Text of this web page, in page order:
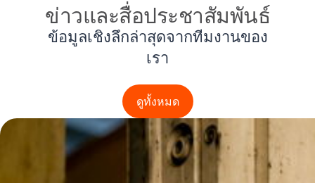
ข่าวและสื่อประชาสัมพันธ์
ข้อมูลเชิงลึกล่าสุดจากทีมงานของ
เรา
ดูทั้งหมด